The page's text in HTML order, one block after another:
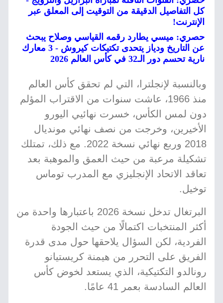
كل التفاصيل الدقيقة من التوقيت إلى المعلق عبر
الإنترنت!
حصري: ميسي يطارد رقمه القياسي وصلاح يبحث
عن التاريخ ودياز يتحدى تكتيكات كيروش - 3 معارك
نارية تحسم دور الـ32 في كأس العالم 2026
وبالنسبة لإنجلترا، التي لم تحقق كأس العالم
منذ 1966، عاشت سنوات من الاقتراب المؤلم
دون لمس الكأس، خسرت نهائيي اليورو
الأخيرين، وخرجت من نصف نهائي مونديال
2018 وربع نهائي نسخة 2022. مع ذلك، تمتلك
تشكيلة مرعبة من حيث العمق والموهبة بعد
تعاقد الاتحاد الإنجليزي مع المدرب توماس
توخيل.
البرتغال تدخل نسخة 2026 باعتبارها واحدة من
أكثر المنتخبات اكتمالًا من حيث الجودة
الفردية، لكن السؤال يلاحقها حول مدى قدرة
الفريق على التحرر من هيمنة كريستيانو
رونالدو التكتيكية، الذي يستعد لخوض كأس
العالم السادسة بعمر 41 عامًا.